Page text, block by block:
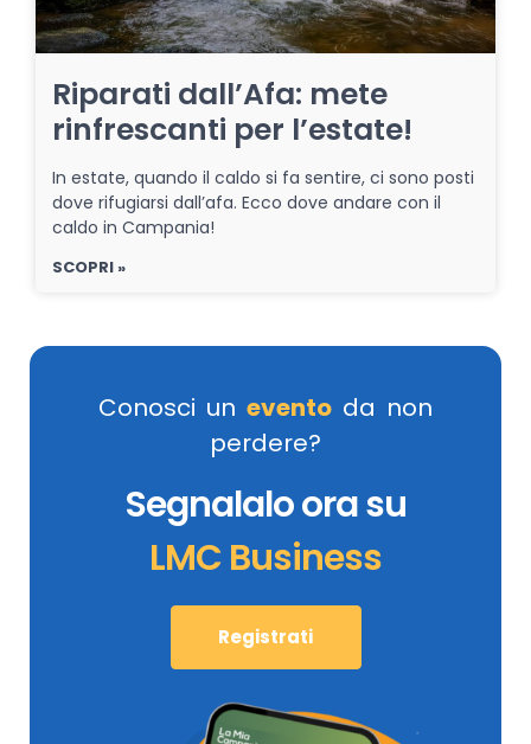
Riparati dall’Afa: mete
rinfrescanti per l’estate!
In estate, quando il caldo si fa sentire, ci sono posti
dove rifugiarsi dall’afa. Ecco dove andare con il
caldo in Campania!
SCOPRI »
Conosci un evento da non
perdere?
Segnalalo ora su
LMC Business
Registrati